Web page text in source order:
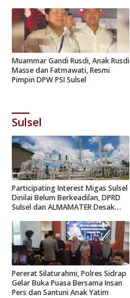
Muammar Gandi Rusdi, Anak Rusdi
Masse dan Fatmawati, Resmi
Pimpin DPW PSI Sulsel
Sulsel
Participating Interest Migas Sulsel
Dinilai Belum Berkeadilan, DPRD
Sulsel dan ALMAMATER Desak
Pererat Silaturahmi, Polres Sidrap
Gelar Buka Puasa Bersama Insan
Pers dan Santuni Anak Yatim